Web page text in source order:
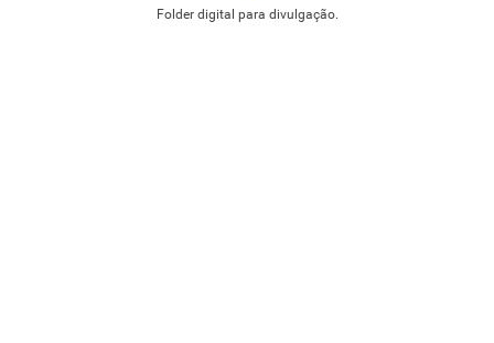
Folder digital para divulgação.